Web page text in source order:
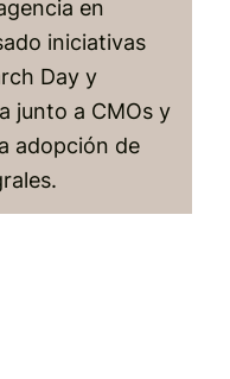
en
iniciativas
Day y
junto a CMOs y
adopción de